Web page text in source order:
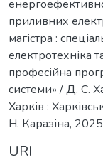
приливних
магістра :
електротехніка
професійна
системи» / Д. С.
Харків :
Н. Каразіна,
URI